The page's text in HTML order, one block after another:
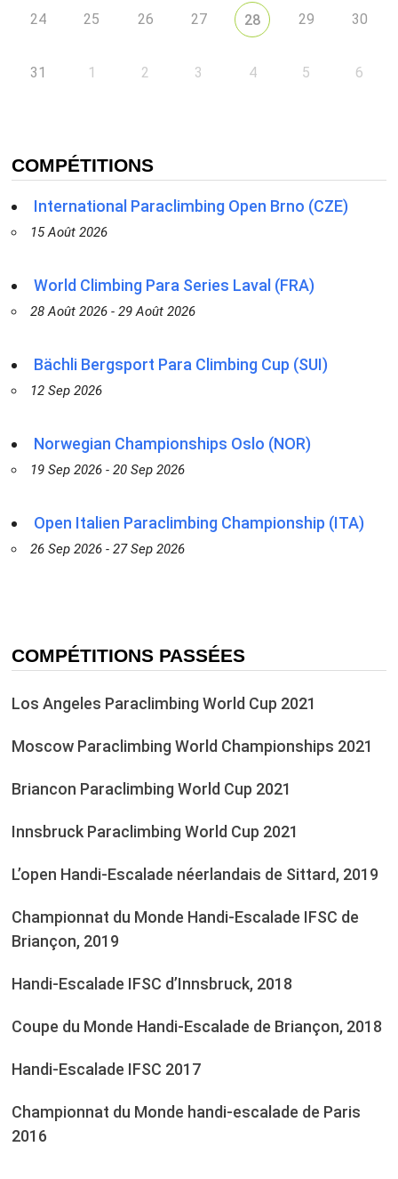
24 25 26 27 28 29 30
31 1 2 3 4 5 6
COMPÉTITIONS
International Paraclimbing Open Brno (CZE)
15 Août 2026
World Climbing Para Series Laval (FRA)
28 Août 2026 - 29 Août 2026
Bächli Bergsport Para Climbing Cup (SUI)
12 Sep 2026
Norwegian Championships Oslo (NOR)
19 Sep 2026 - 20 Sep 2026
Open Italien Paraclimbing Championship (ITA)
26 Sep 2026 - 27 Sep 2026
COMPÉTITIONS PASSÉES
Los Angeles Paraclimbing World Cup 2021
Moscow Paraclimbing World Championships 2021
Briancon Paraclimbing World Cup 2021
Innsbruck Paraclimbing World Cup 2021
L’open Handi-Escalade néerlandais de Sittard, 2019
Championnat du Monde Handi-Escalade IFSC de
Briançon, 2019
Handi-Escalade IFSC d’Innsbruck, 2018
Coupe du Monde Handi-Escalade de Briançon, 2018
Handi-Escalade IFSC 2017
Championnat du Monde handi-escalade de Paris
2016